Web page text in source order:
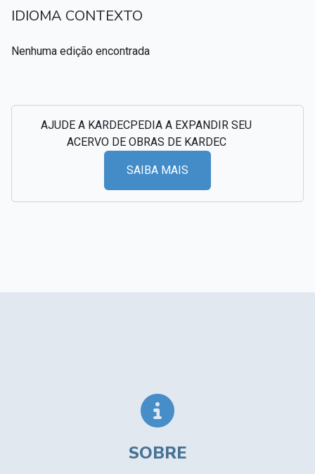
CSI - Imagens e registros históricos do espiritismo
IDIOMA CONTEXTO
Nenhuma edição encontrada
AJUDE A KARDECPEDIA A EXPANDIR SEU
ACERVO DE OBRAS DE KARDEC
SAIBA MAIS
SOBRE